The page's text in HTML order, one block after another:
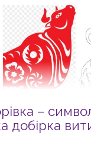
–
добірка